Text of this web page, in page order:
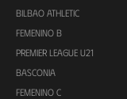
BILBAO ATHLETIC
FEMENINO B
PREMIER LEAGUE U21
BASCONIA
FEMENINO C